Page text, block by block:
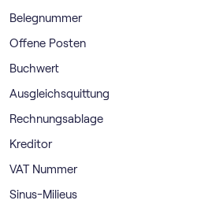
Belegnummer
Offene Posten
Buchwert
Ausgleichsquittung
Rechnungsablage
Kreditor
VAT Nummer
Sinus-Milieus